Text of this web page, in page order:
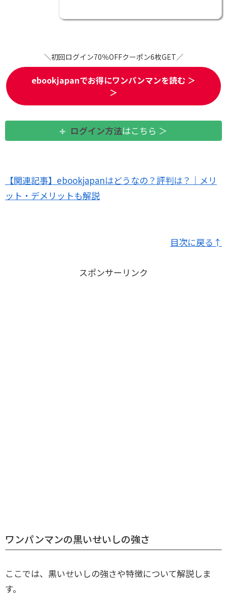
＼初回ログイン70％OFFクーポン6枚GET／
ebookjapanでお得にワンパンマンを読む ＞
＞
ログイン方法はこちら ＞
【関連記事】ebookjapanはどうなの？評判は？｜メリ
ット・デメリットも解説
目次に戻る↑
スポンサーリンク
ワンパンマンの黒いせいしの強さ
ここでは、黒いせいしの強さや特徴について解説しま
す。